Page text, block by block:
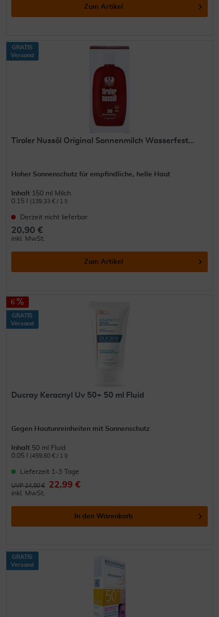
Zum Artikel
GRATIS
Versand
Tiroler Nussöl Original Sonnenmilch Wasserfest...
Hoher Sonnenschutz für empfindliche, helle Haut
Inhalt 150 ml Milch
0.15 l
(139,33 € / 1 l)
Derzeit nicht lieferbar
20,90 €
inkl. MwSt.
Zum Artikel
6
GRATIS
Versand
Ducray Keracnyl Uv 50+ 50 ml Fluid
Gegen Hautunreinheiten mit Sonnenschutz
Inhalt 50 ml Fluid
0.05 l
(459,80 € / 1 l)
Lieferzeit 1-3 Tage
UVP 24,50 € 22,99 €
inkl. MwSt.
In den Warenkorb
GRATIS
Versand